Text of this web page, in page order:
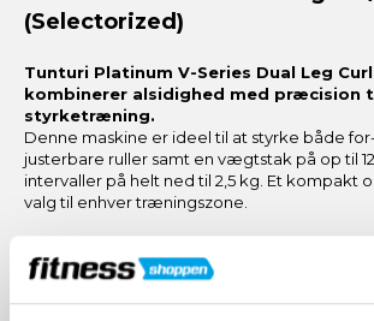
(Selectorized)
Tunturi Platinum V-Series Dual Leg
kombinerer alsidighed med præcision
styrketræning.
Denne maskine er ideel til at styrke både
justerbare ruller samt en vægtstak på op til
intervaller på helt ned til 2,5 kg. Et kompakt
valg til enhver træningszone.
Fordele ved Tunturi Platinum V-
Selectorized Dual Leg Curl /